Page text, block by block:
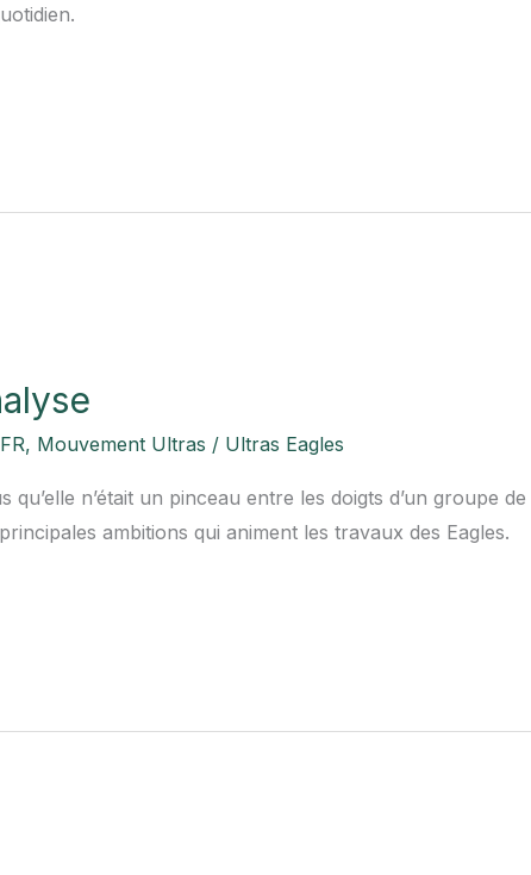
FR, Mouvement Ultras / Ultras Eagles
n’était un pinceau entre les doigts d’un groupe
ambitions qui animent les travaux des Eagles.